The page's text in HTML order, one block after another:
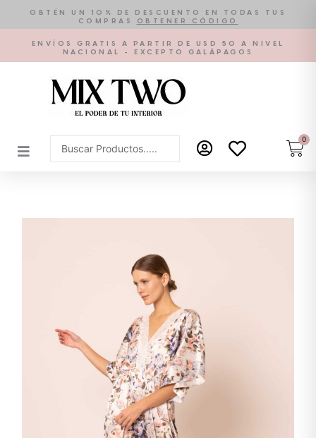
contenido
OBTÉN UN 10% DE DESCUENTO EN TODAS TUS
COMPRAS
OBTENER CÓDIGO
ENVÍOS GRATIS A PARTIR DE USD 50 A NIVEL
NACIONAL - EXCEPTO GALÁPAGOS
Search
...
0